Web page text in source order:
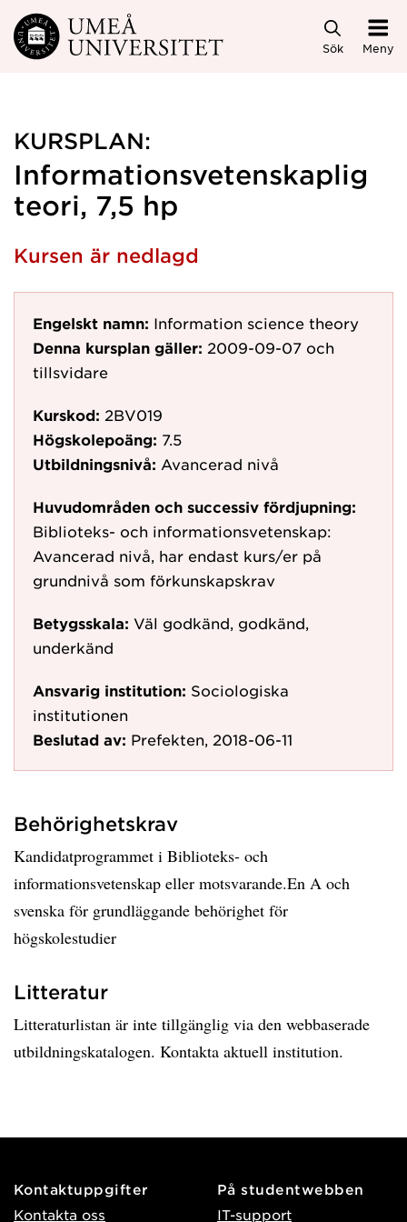
Hoppa direkt till innehållet
Sök Meny
KURSPLAN:
Informationsvetenskaplig
teori, 7,5 hp
Kursen är nedlagd
Engelskt namn: Information science theory
Denna kursplan gäller: 2009-09-07 och
tillsvidare
Kurskod: 2BV019
Högskolepoäng: 7.5
Utbildningsnivå: Avancerad nivå
Huvudområden och successiv fördjupning:
Biblioteks- och informationsvetenskap:
Avancerad nivå, har endast kurs/er på
grundnivå som förkunskapskrav
Betygsskala: Väl godkänd, godkänd,
underkänd
Ansvarig institution: Sociologiska
institutionen
Beslutad av: Prefekten, 2018-06-11
Behörighetskrav
Kandidatprogrammet i Biblioteks- och
informationsvetenskap eller motsvarande.En A och
svenska för grundläggande behörighet för
högskolestudier
Litteratur
Litteraturlistan är inte tillgänglig via den webbaserade
utbildningskatalogen. Kontakta aktuell institution.
Kontaktuppgifter
Kontakta oss
På studentwebben
IT-support